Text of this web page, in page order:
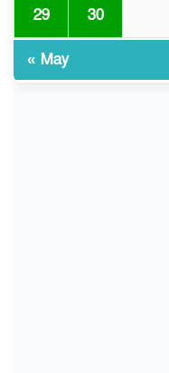
৯
29 30
« May